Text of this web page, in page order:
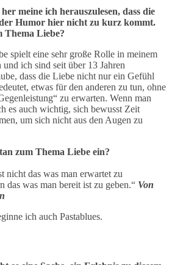
meine ich herauszulesen, dass die
Humor hier nicht zu kurz kommt.
Thema Liebe?
spielt eine sehr große Rolle in meinem
ich sind seit über 13 Jahren
dass die Liebe nicht nur ein Gefühl
etwas für den anderen zu tun, ohne
zu erwarten. Wenn man
es auch wichtig, sich bewusst Zeit
um sich nicht aus den Augen zu
zum Thema Liebe ein?
nicht das was man erwartet zu
das was man bereit ist zu geben.“ Von
ich auch Pastablues.